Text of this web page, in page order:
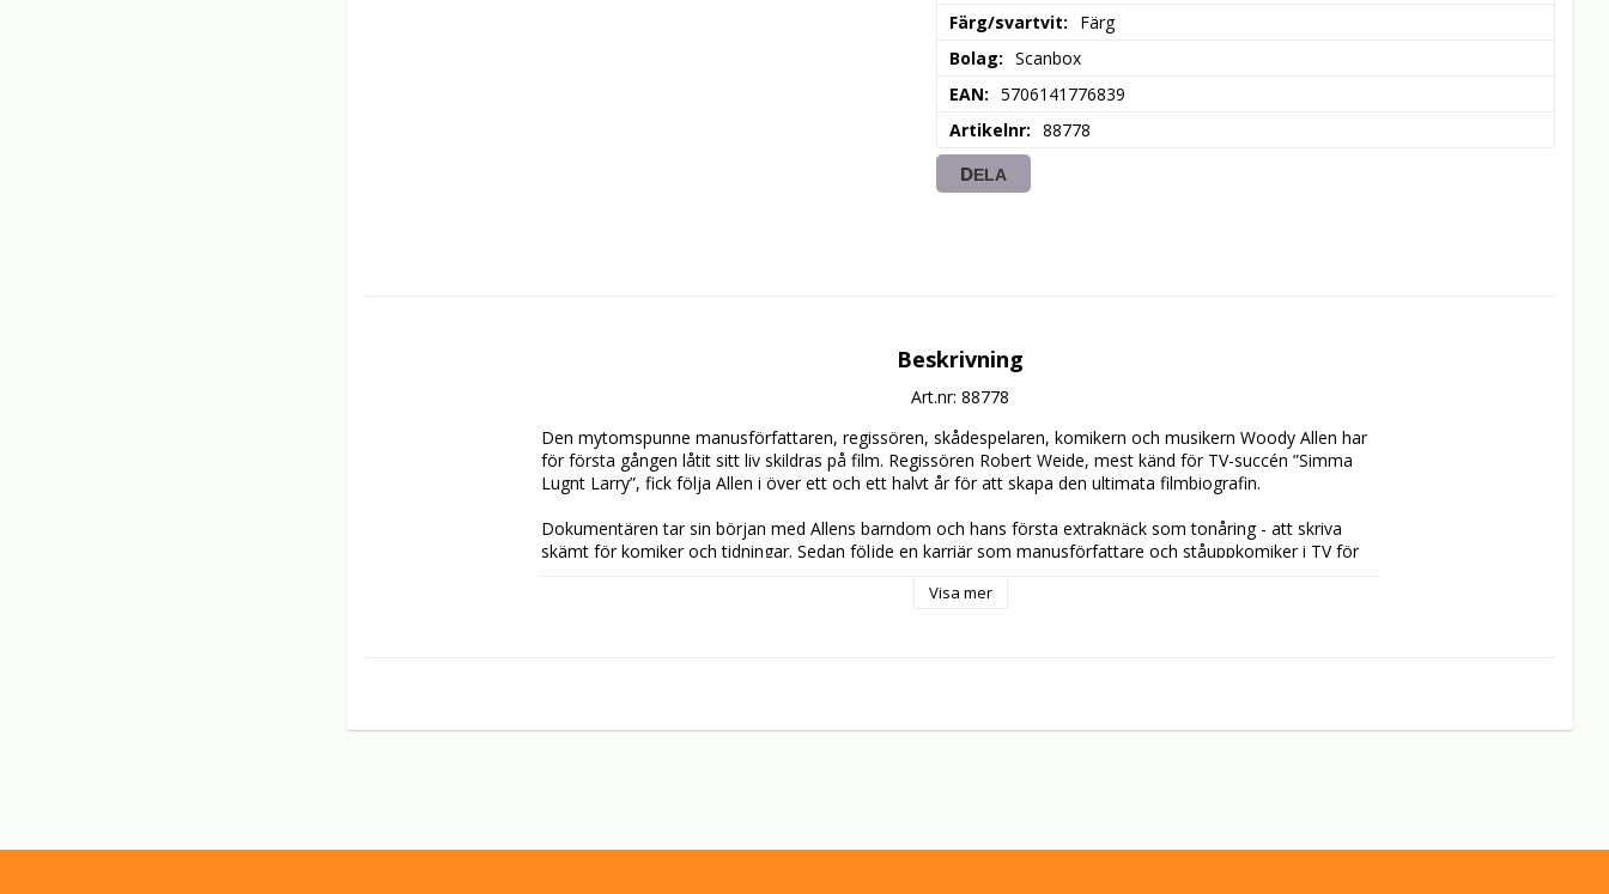
Färg/svartvit
Färg
Bolag
Scanbox
EAN
5706141776839
Artikelnr
88778
DELA
Beskrivning
Art.nr: 88778
Den mytomspunne manusförfattaren, regissören, skådespelaren, komikern och musikern Woody Allen har
för första gången låtit sitt liv skildras på film. Regissören Robert Weide, mest känd för TV-succén ”Simma
Lugnt Larry”, fick följa Allen i över ett och ett halvt år för att skapa den ultimata filmbiografin.
Dokumentären tar sin början med Allens barndom och hans första extraknäck som tonåring - att skriva
skämt för komiker och tidningar. Sedan följde en karriär som manusförfattare och ståuppkomiker i TV för
åren. Weide följer Allen på inspelningsplatsen, i hans hem, i klipprummet och till hans barndoms platser i
Visa mer